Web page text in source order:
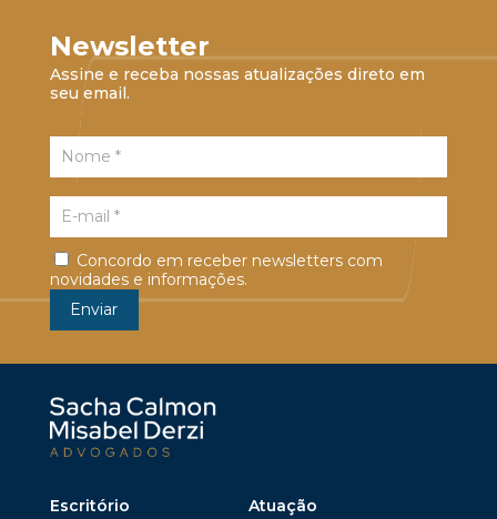
Newsletter
Assine e receba nossas atualizações direto em
seu email.
Concordo em receber newsletters com
novidades e informações.
Escritório
Atuação